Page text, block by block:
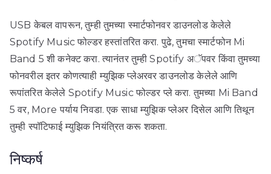
USB केबल वापरून, तुम्ही तुमच्या स्मार्टफोनवर डाउनलोड केलेले
Spotify Music फोल्डर हस्तांतरित करा. पुढे, तुमचा स्मार्टफोन Mi
Band 5 शी कनेक्ट करा. त्यानंतर तुम्ही Spotify अॅपवर किंवा तुमच्या
फोनवरील इतर कोणत्याही म्युझिक प्लेअरवर डाउनलोड केलेले आणि
रूपांतरित केलेले Spotify Music फोल्डर प्ले करा. तुमच्या Mi Band
5 वर, More पर्याय निवडा. एक साधा म्युझिक प्लेअर दिसेल आणि तिथून
तुम्ही स्पॉटिफाई म्युझिक नियंत्रित करू शकता.
निष्कर्ष